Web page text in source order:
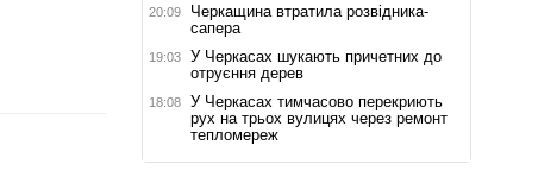
20:09
Черкащина втратила розвідника-
сапера
19:03
У Черкасах шукають причетних до
отруєння дерев
18:08
У Черкасах тимчасово перекриють
рух на трьох вулицях через ремонт
тепломереж